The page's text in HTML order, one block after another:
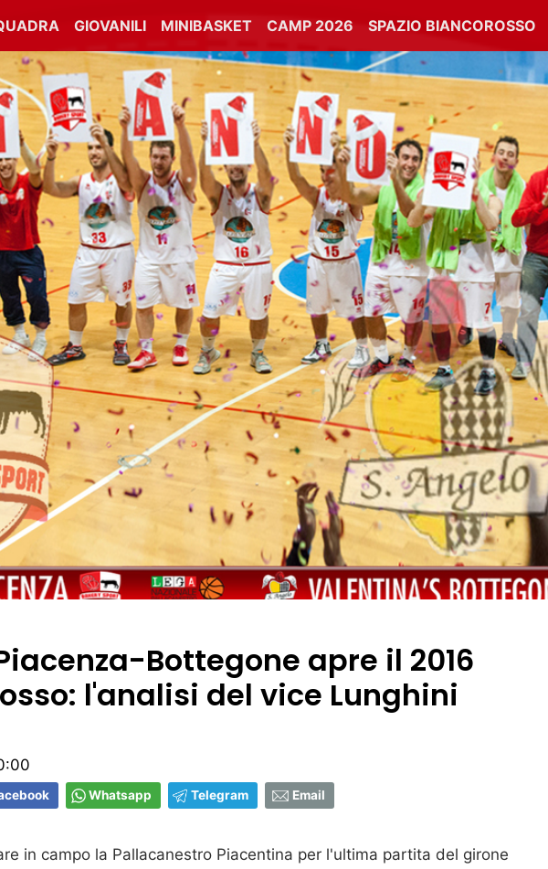
GIOVANILI MINIBASKET CAMP 2026 SPAZIO BIANCOROSSO
Bottegone apre il 2016
l'analisi del vice Lunghini
Whatsapp Telegram Email
in campo la Pallacanestro Piacentina per l'ultima partita del girone